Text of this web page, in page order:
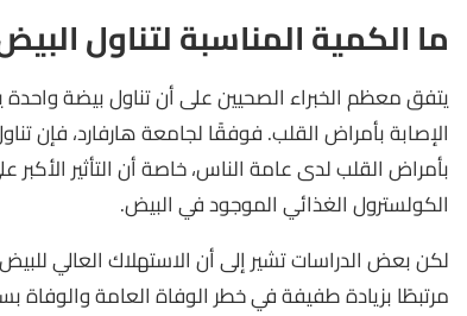
ما الكمية المناسبة لتناول
يتفق معظم الخبراء الصحيين على أن تناول بيضة واحدة
بأمراض القلب لدى عامة الناس، خاصة أن التأثير
الكولسترول الغذائي الموجود في البيض.
مرتبطًا بزيادة طفيفة في خطر الوفاة العامة والوفاة